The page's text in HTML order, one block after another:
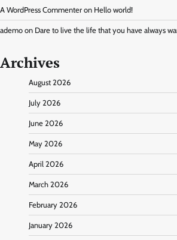
A WordPress Commenter on Hello world!
ademo on Dare to live the life that you have always
Archives
August 2026
July 2026
June 2026
May 2026
April 2026
March 2026
February 2026
January 2026